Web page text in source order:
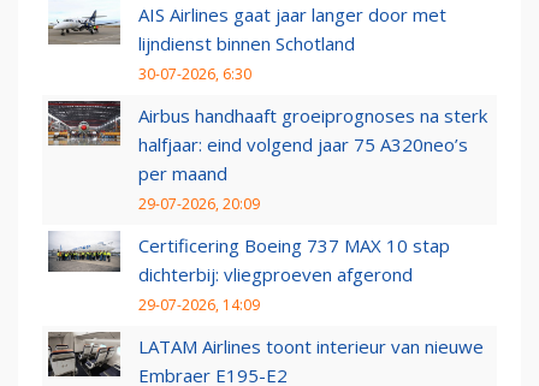
AIS Airlines gaat jaar langer door met
lijndienst binnen Schotland
30-07-2026, 6:30
Airbus handhaaft groeiprognoses na sterk
halfjaar: eind volgend jaar 75 A320neo’s
per maand
29-07-2026, 20:09
Certificering Boeing 737 MAX 10 stap
dichterbij: vliegproeven afgerond
29-07-2026, 14:09
LATAM Airlines toont interieur van nieuwe
Embraer E195-E2